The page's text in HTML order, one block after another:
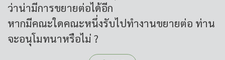
ว่าน่ามีการขยายต่อได้อีก
หากมีคณะใดคณะหนึ่งรับไปทำงานขยายต่อ ท่าน
จะอนุโมทนาหรือไม่ ?